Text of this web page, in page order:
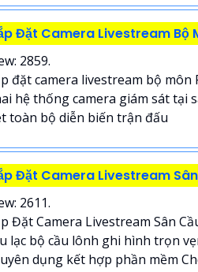
Đặt Camera Livestream Bộ
2859.
đặt camera livestream bộ môn
hệ thống camera giám sát tại
toàn bộ diễn biến trận đấu
Đặt Camera Livestream
2611.
Đặt Camera Livestream Sân
lạc bộ cầu lônh ghi hình trọn
dụng kết hợp phần mềm